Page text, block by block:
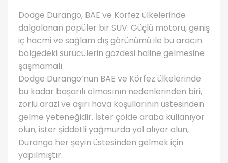
Dodge Durango, BAE ve Körfez ülkelerinde
dalgalanan popüler bir SUV. Güçlü motoru, geniş
iç hacmi ve sağlam dış görünümü ile bu aracın
bölgedeki sürücülerin gözdesi haline gelmesine
şaşmamalı.
Dodge Durango’nun BAE ve Körfez ülkelerinde
bu kadar başarılı olmasının nedenlerinden biri,
zorlu arazi ve aşırı hava koşullarının üstesinden
gelme yeteneğidir. İster çölde araba kullanıyor
olun, ister şiddetli yağmurda yol alıyor olun,
Durango her şeyin üstesinden gelmek için
yapılmıştır.